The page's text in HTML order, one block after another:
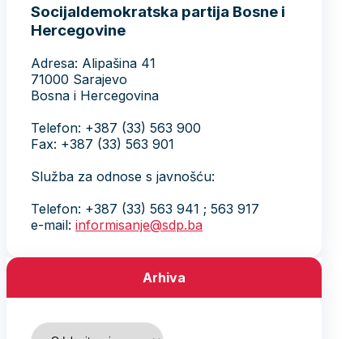
Socijaldemokratska partija Bosne i
Hercegovine
Adresa: Alipašina 41
71000 Sarajevo
Bosna i Hercegovina
Telefon: +387 (33) 563 900
Fax: +387 (33) 563 901
Služba za odnose s javnošću:
Telefon: +387 (33) 563 941 ; 563 917
e-mail: informisanje@sdp.ba
Arhiva
Arhiva